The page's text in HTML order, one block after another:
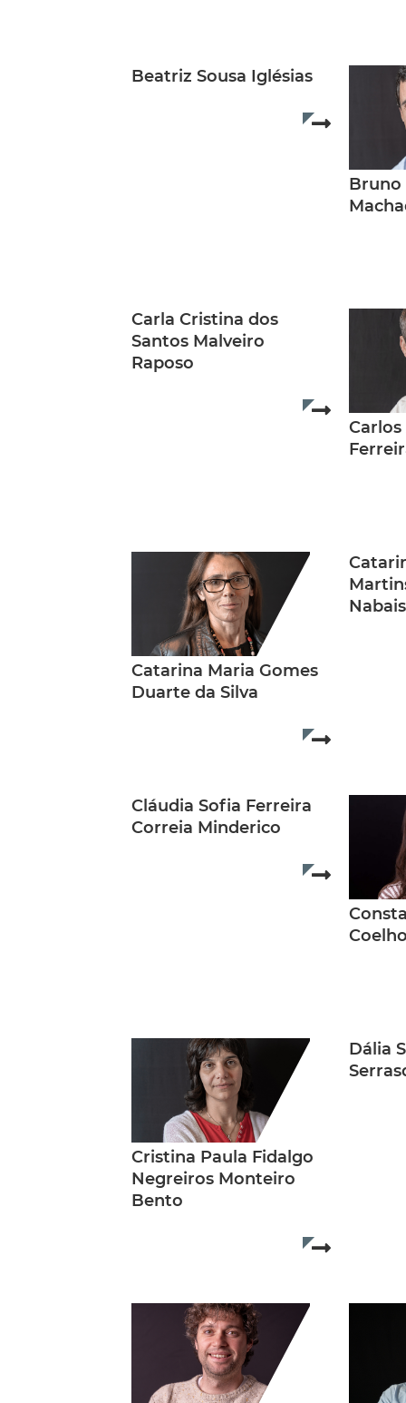
Beatriz Sousa Iglésias
Read
Bruno
Carla Cristina dos
Santos Malveiro
Raposo
Read
Catarina Maria Gomes
Duarte da Silva
Read
Nabais
Cláudia Sofia Ferreira
Correia Minderico
Read
Cristina Paula Fidalgo
Negreiros Monteiro
Bento
Read
Dália